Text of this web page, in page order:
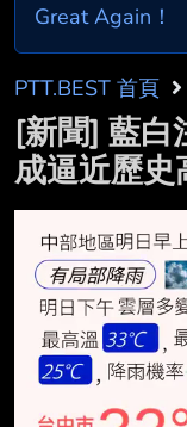
Great Again！
PTT.BEST 首頁
[新聞] 藍白
成逼近歷史